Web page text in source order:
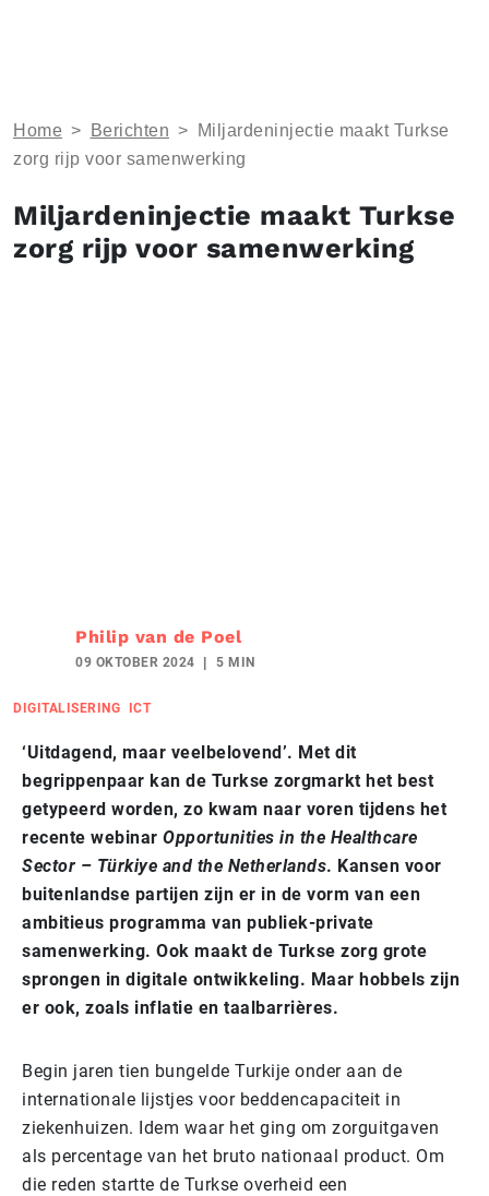
Home > Berichten >
Miljardeninjectie maakt Turkse
zorg rijp voor samenwerking
Miljardeninjectie maakt Turkse
zorg rijp voor samenwerking
Philip van de Poel
09 OKTOBER 2024 5 MIN
DIGITALISERING ICT
‘Uitdagend, maar veelbelovend’. Met dit
begrippenpaar kan de Turkse zorgmarkt het best
getypeerd worden, zo kwam naar voren tijdens het
recente webinar Opportunities in the Healthcare
Sector – Türkiye and the Netherlands. Kansen voor
buitenlandse partijen zijn er in de vorm van een
ambitieus programma van publiek-private
samenwerking. Ook maakt de Turkse zorg grote
sprongen in digitale ontwikkeling. Maar hobbels zijn
er ook, zoals inflatie en taalbarrières.
Begin jaren tien bungelde Turkije onder aan de
internationale lijstjes voor beddencapaciteit in
ziekenhuizen. Idem waar het ging om zorguitgaven
als percentage van het bruto nationaal product. Om
die reden startte de Turkse overheid een